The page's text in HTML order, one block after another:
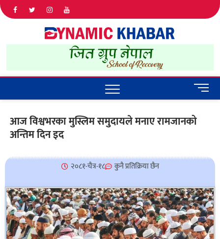
IN NEPAL
M
e
n
आज विश्वभरका मुस्लिम समुदायले मनाए रामजानको
अन्तिम दिन इद
२०८१-चैत्र-१८ कुनै प्रतिक्रिया छैन